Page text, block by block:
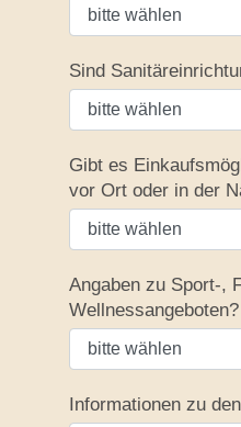
Sind
Gibt es
vor Ort oder in der
Angaben zu Sport-,
Wellnessangeboten?
Informationen zu